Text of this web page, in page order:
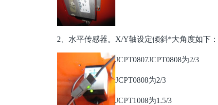
2、水平传感器。X/Y轴设定倾斜*大角度如下：
JCPT0807JCPT0808为2/3
JCPT0808为2/3
JCPT1008为1.5/3